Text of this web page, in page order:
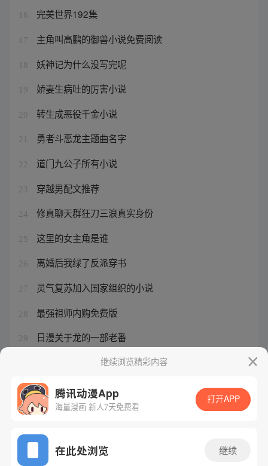
16 完美世界192集
17 主角叫高鹏的御兽小说免费阅读
18 妖神记为什么没写完呢
19 娇妻生病吐的厉害小说
20 转生成恶役千金小说
21 勇者斗恶龙主题曲名字
22 道门九公子所有小说
23 穿越男配文推荐
24 修真聊天群狂刀三浪真实身份
25 这里的女主角是谁
26 离婚后我绿了反派穿书
27 灵气复苏加入国家组织的小说
28 最强祖师内购免费版
29 日漫关于龙的一部老番
在睡觉前关闭电水壶保温电源可
继续浏览精彩内容
腾讯动漫App
海量漫画 新人7天免费看
打开APP
在此处浏览 继续
网站备案/许可证号：粤B2-20090059-5
Copyright©1998 - 2026 Tencent. All Rights Reserved